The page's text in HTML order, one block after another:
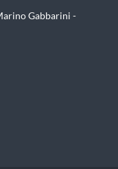
Gabbarini -